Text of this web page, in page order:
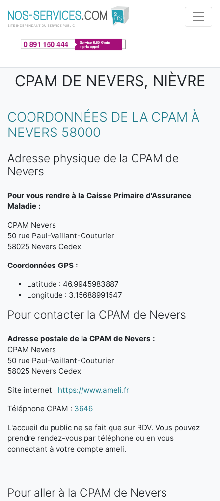
Aller au contenu principal
CPAM DE NEVERS, NIÈVRE
COORDONNÉES DE LA CPAM À
NEVERS 58000
Adresse physique de la CPAM de
Nevers
Pour vous rendre à la Caisse Primaire d'Assurance
Maladie :
CPAM Nevers
50 rue Paul-Vaillant-Couturier
58025 Nevers Cedex
Coordonnées GPS :
Latitude : 46.9945983887
Longitude : 3.15688991547
Pour contacter la CPAM de Nevers
Adresse postale de la CPAM de Nevers :
CPAM Nevers
50 rue Paul-Vaillant-Couturier
58025 Nevers Cedex
Site internet : https://www.ameli.fr
Téléphone CPAM : 3646
L'accueil du public ne se fait que sur RDV. Vous pouvez
prendre rendez-vous par téléphone ou en vous
connectant à votre compte ameli.
Pour aller à la CPAM de Nevers